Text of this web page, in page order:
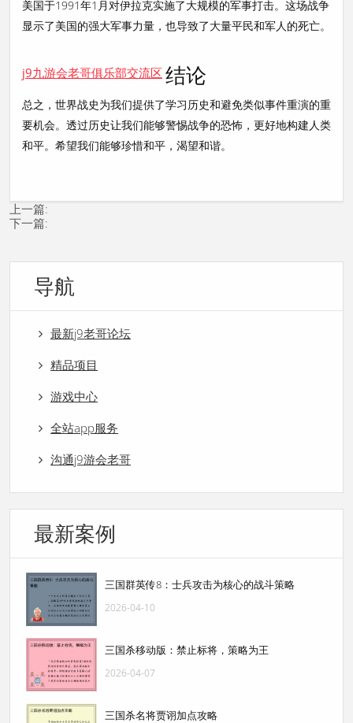
美国于1991年1月对伊拉克实施了大规模的军事打击。这场战争
显示了美国的强大军事力量，也导致了大量平民和军人的死亡。
j9九游会老哥俱乐部交流区 结论
总之，世界战史为我们提供了学习历史和避免类似事件重演的重
要机会。透过历史让我们能够警惕战争的恐怖，更好地构建人类
和平。希望我们能够珍惜和平，渴望和谐。
上一篇:
下一篇:
导航
最新j9老哥论坛
精品项目
游戏中心
全站app服务
沟通j9游会老哥
最新案例
三国群英传8：士兵攻击为核心的战斗策略
2026-04-10
三国杀移动版：禁止标将，策略为王
2026-04-07
三国杀名将贾诩加点攻略